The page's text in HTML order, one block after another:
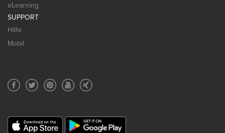
eLearning
SUPPORT
Hilfe
Mobil